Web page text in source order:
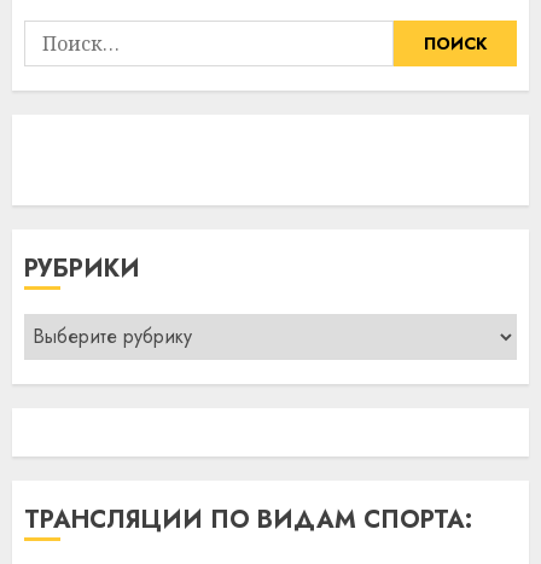
Найти:
РУБРИКИ
Рубрики
ТРАНСЛЯЦИИ ПО ВИДАМ СПОРТА: